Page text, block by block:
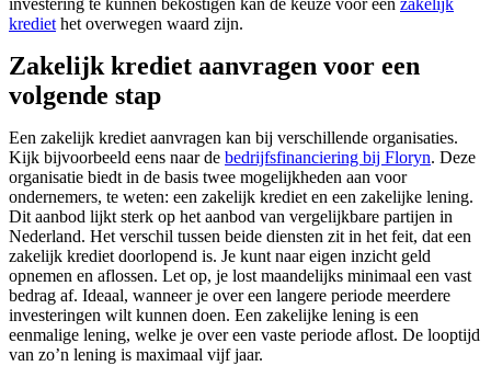
investering te kunnen bekostigen kan de keuze voor een zakelijk
krediet het overwegen waard zijn.
Zakelijk krediet aanvragen voor een
volgende stap
Een zakelijk krediet aanvragen kan bij verschillende organisaties.
Kijk bijvoorbeeld eens naar de bedrijfsfinanciering bij Floryn. Deze
organisatie biedt in de basis twee mogelijkheden aan voor
ondernemers, te weten: een zakelijk krediet en een zakelijke lening.
Dit aanbod lijkt sterk op het aanbod van vergelijkbare partijen in
Nederland. Het verschil tussen beide diensten zit in het feit, dat een
zakelijk krediet doorlopend is. Je kunt naar eigen inzicht geld
opnemen en aflossen. Let op, je lost maandelijks minimaal een vast
bedrag af. Ideaal, wanneer je over een langere periode meerdere
investeringen wilt kunnen doen. Een zakelijke lening is een
eenmalige lening, welke je over een vaste periode aflost. De looptijd
van zo’n lening is maximaal vijf jaar.